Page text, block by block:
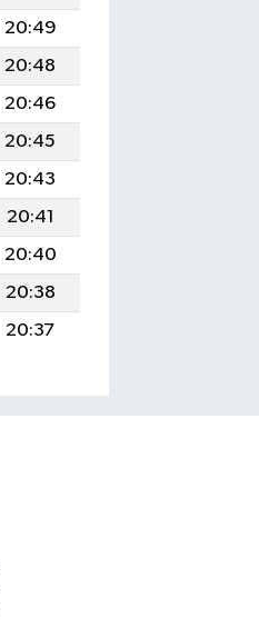
20:49
20:48
20:46
20:45
20:43
20:41
20:40
20:38
20:37